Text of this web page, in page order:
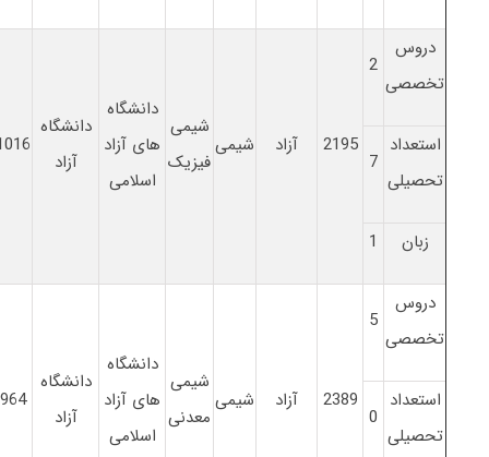
دروس
تخصصی
2
2195 آزاد شیمی
شیمی
فیزیک
دانشگاه
های آزاد
اسلامی
دانشگاه
آزاد
استعداد
تحصیلی
7
زبان 1
دروس
تخصصی
5
2389 آزاد شیمی
شیمی
معدنی
دانشگاه
های آزاد
اسلامی
دانشگاه
آزاد
964
استعداد
تحصیلی
0